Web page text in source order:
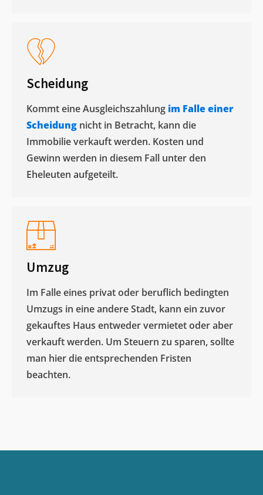
Scheidung
Kommt eine Ausgleichszahlung im Falle einer
Scheidung nicht in Betracht, kann die
Immobilie verkauft werden. Kosten und
Gewinn werden in diesem Fall unter den
Eheleuten aufgeteilt.​
Umzug
Im Falle eines privat oder beruflich bedingten
Umzugs in eine andere Stadt, kann ein zuvor
gekauftes Haus entweder vermietet oder aber
verkauft werden. Um Steuern zu sparen, sollte
man hier die entsprechenden Fristen
beachten.